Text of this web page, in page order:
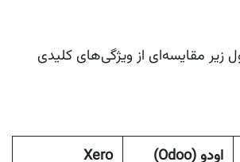
زیر مقایسه‌ای از ویژگی‌های کلیدی
اودو (Odoo)
Xero